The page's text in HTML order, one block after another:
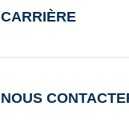
CARRIÈRE
NOUS